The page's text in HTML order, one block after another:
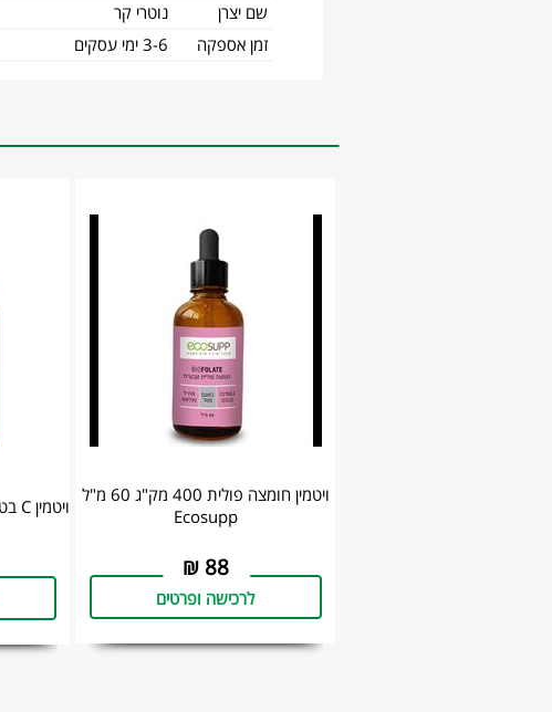
שם יצרן
נוטרי קר
זמן אספקה
3-6 ימי עסקים
ויטמין חומצה פולית 400 מק"ג 60 מ"ל
Ecosupp
88
₪
לרכישה ופרטים
ויטמין C בטעם תפוז 250 מ"ל Ecosupp